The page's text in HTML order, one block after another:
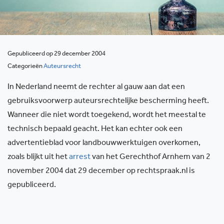
Gepubliceerd op 29 december 2004
CategorieënAuteursrecht
In Nederland neemt de rechter al gauw aan dat een
gebruiksvoorwerp auteursrechtelijke bescherming heeft.
Wanneer die niet wordt toegekend, wordt het meestal te
technisch bepaald geacht. Het kan echter ook een
advertentieblad voor landbouwwerktuigen overkomen,
zoals blijkt uit hetarrestvan het Gerechthof Arnhem van 2
november 2004 dat 29 december op rechtspraak.nl is
gepubliceerd.